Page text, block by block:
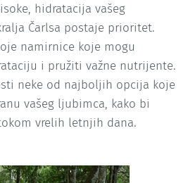
hidratacija vašeg
Čarlsa postaje prioritet.
namirnice koje mogu
i pružiti važne nutrijente.
neke od najboljih opcija koje
vašeg ljubimca, kako bi
vrelih letnjih dana.